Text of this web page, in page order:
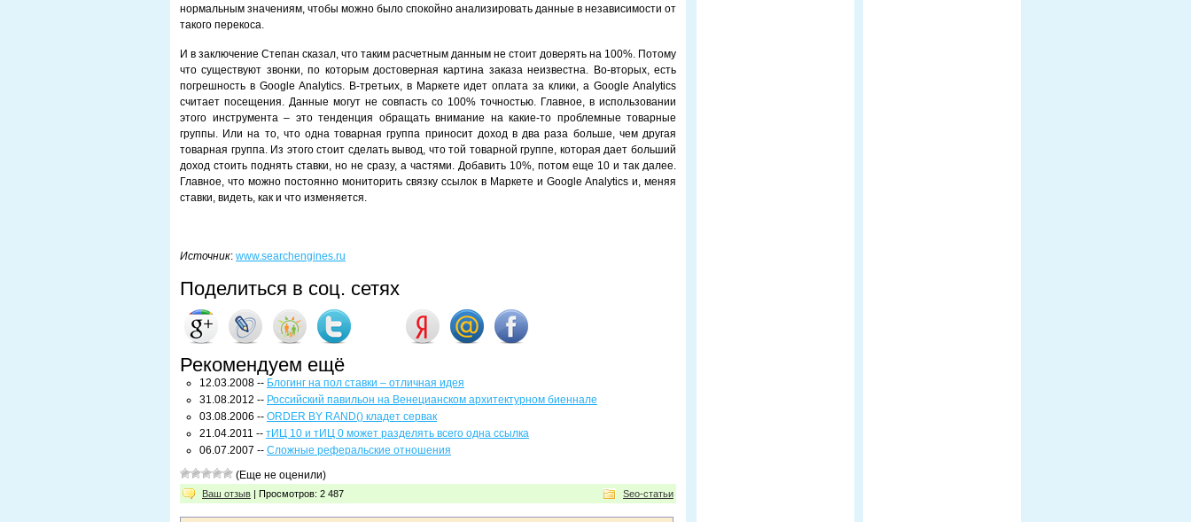
нормальным значениям, чтобы можно было спокойно анализировать данные в независимости от
такого перекоса.
И в заключение Степан сказал, что таким расчетным данным не стоит доверять на 100%. Потому
что существуют звонки, по которым достоверная картина заказа неизвестна. Во-вторых, есть
погрешность в Google Analytics. В-третьих, в Маркете идет оплата за клики, а Google Analytics
считает посещения. Данные могут не совпасть со 100% точностью. Главное, в использовании
этого инструмента – это тенденция обращать внимание на какие-то проблемные товарные
группы. Или на то, что одна товарная группа приносит доход в два раза больше, чем другая
товарная группа. Из этого стоит сделать вывод, что той товарной группе, которая дает больший
доход стоить поднять ставки, но не сразу, а частями. Добавить 10%, потом еще 10 и так далее.
Главное, что можно постоянно мониторить связку ссылок в Маркете и Google Analytics и, меняя
ставки, видеть, как и что изменяется.
Источник: www.searchengines.ru
Поделиться в соц. сетях
Рекомендуем ещё
12.03.2008 -- Блогинг на пол ставки – отличная идея
31.08.2012 -- Российский павильон на Венецианском архитектурном биеннале
03.08.2006 -- ORDER BY RAND() кладет сервак
21.04.2011 -- тИЦ 10 и тИЦ 0 может разделять всего одна ссылка
06.07.2007 -- Сложные реферальские отношения
(Еще не оценили)
Ваш отзыв | Просмотров: 2 487 Seo-статьи